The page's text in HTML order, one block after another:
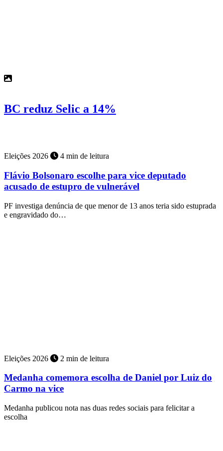
BC reduz Selic a 14%
Eleições 2026 4 min de leitura
Flávio Bolsonaro escolhe para vice deputado
acusado de estupro de vulnerável
PF investiga denúncia de que menor de 13 anos teria sido estuprada
e engravidado do…
Eleições 2026 2 min de leitura
Medanha comemora escolha de Daniel por Luiz do
Carmo na vice
Medanha publicou nota nas duas redes sociais para felicitar a
escolha